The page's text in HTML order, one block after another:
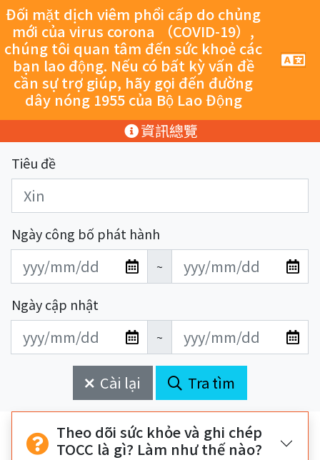
跳至主要內容
Đối mặt dịch viêm phổi cấp do chủng
mới của virus corona （COVID-19）,
chúng tôi quan tâm đến sức khoẻ các
bạn lao động. Nếu có bất kỳ vấn đề
cần sự trợ giúp, hãy gọi đến đường
dây nóng 1955 của Bộ Lao Động
手
機
按
資訊總覽
Tiêu đề
Ngày công bố phát hành
日
期
開
始
~
日
期
結
束
Ngày cập nhật
~
Cài lại Tra tìm
Theo dõi sức khỏe và ghi chép
TOCC là gì? Làm như thế nào?